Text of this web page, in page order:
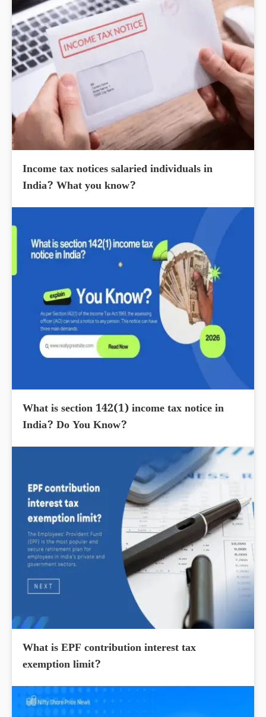
Income tax notices salaried individuals in
India? What you know?
What is section 142(1) income tax notice in
India? Do You Know?
What is EPF contribution interest tax
exemption limit?